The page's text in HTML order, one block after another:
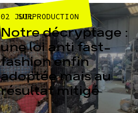
SURPRODUCTION
02 JUIL
Notre décryptage :
une loi anti fast-
fashion enfin
adoptée mais au
résultat mitigé